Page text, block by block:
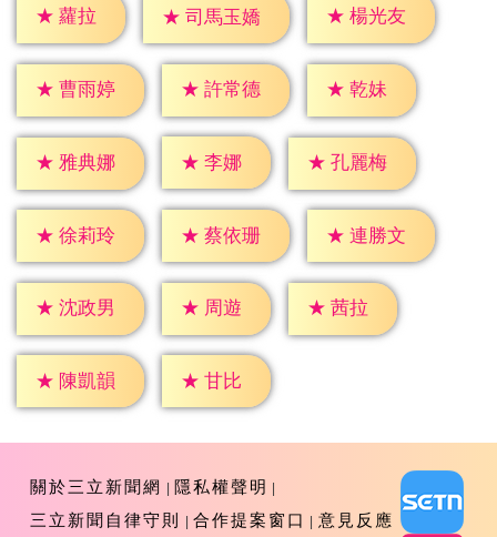
★ 蘿拉 ★ 司馬玉嬌 ★ 楊光友
★ 曹雨婷 ★ 許常德 ★ 乾妹
★ 雅典娜 ★ 李娜 ★ 孔麗梅
★ 徐莉玲 ★ 蔡依珊 ★ 連勝文
★ 沈政男 ★ 周遊 ★ 茜拉
★ 陳凱韻 ★ 甘比
關於三立新聞網
隱私權聲明
三立新聞自律守則
合作提案窗口 意見反應